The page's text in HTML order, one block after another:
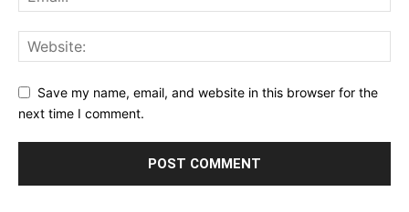
Save my name, email, and website in this browser for the
next time I comment.